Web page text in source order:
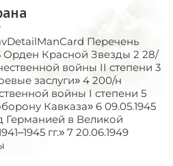
Перечень
Орден Красной Звезды 2 28/
войны II степени 3
заслуги» 4 200/н
войны I степени 5
Кавказа» 6 09.05.1945
Германией в Великой
гг.» 7 20.06.1949